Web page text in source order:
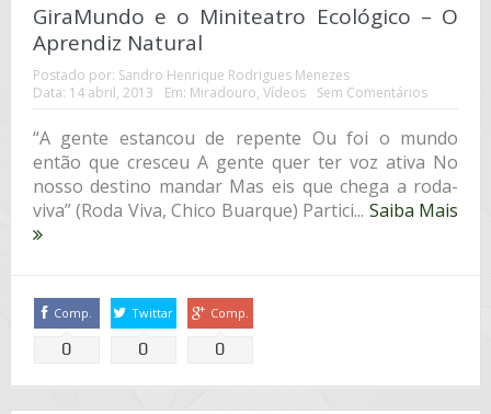
GiraMundo e o Miniteatro Ecológico – O
Aprendiz Natural
Postado por: Sandro Henrique Rodrigues Menezes
Data: 14 abril, 2013 Em: Miradouro, Vídeos Sem Comentários
“A gente estancou de repente Ou foi o mundo
então que cresceu A gente quer ter voz ativa No
nosso destino mandar Mas eis que chega a roda-
viva” (Roda Viva, Chico Buarque) Partici... Saiba Mais
Comp.
0
Twittar
0
Comp.
0